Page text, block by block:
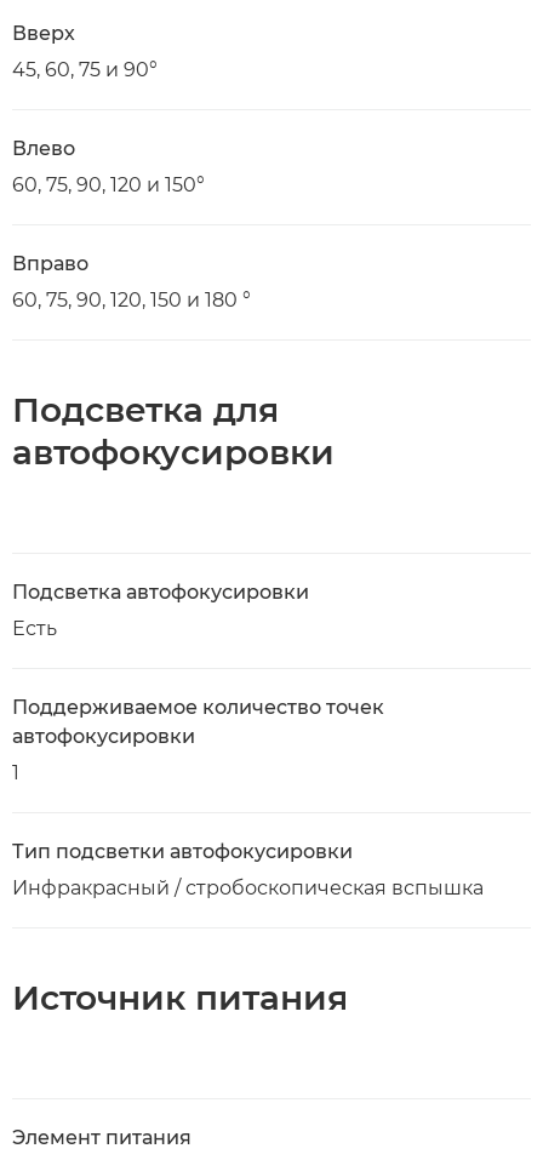
Вверх
45, 60, 75 и 90°
Влево
60, 75, 90, 120 и 150°
Вправо
60, 75, 90, 120, 150 и 180 °
Подсветка для
автофокусировки
Подсветка автофокусировки
Есть
Поддерживаемое количество точек
автофокусировки
1
Тип подсветки автофокусировки
Инфракрасный / стробоскопическая вспышка
Источник питания
Элемент питания